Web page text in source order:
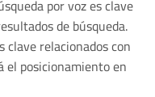
por voz es clave
de búsqueda.
relacionados con
el posicionamiento en